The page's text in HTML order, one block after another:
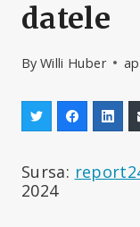
datele
By Willi Huber
Sursa:
2024